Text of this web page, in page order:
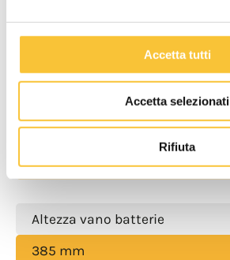
Accetta tutti
Accetta selezionati
Rifiuta
Lunghezza vano batterie
770 mm
Larghezza vano batterie
415 mm
Altezza vano batterie
385 mm